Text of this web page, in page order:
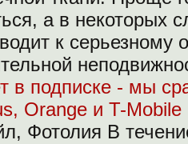
а в некоторых
к серьезному
в подписке - мы
Orange и T-Mobile
Фотолия В